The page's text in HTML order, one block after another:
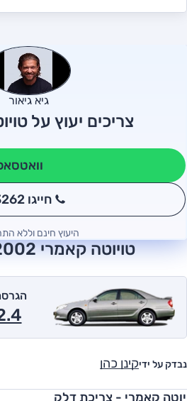
גיא גיאור
צריכים יעוץ על
חייגו 3262
היעוץ חינם וללא
טויוטה קאמרי 2002 חוות דעת
נבדק על ידיקינן כהן
2.4 אוט'
קאמרי - צריכת דלק